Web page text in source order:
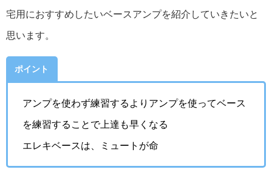
宅用におすすめしたいベースアンプを紹介していきたいと
思います。
ポイント
アンプを使わず練習するよりアンプを使ってベース
を練習することで上達も早くなる
エレキベースは、ミュートが命